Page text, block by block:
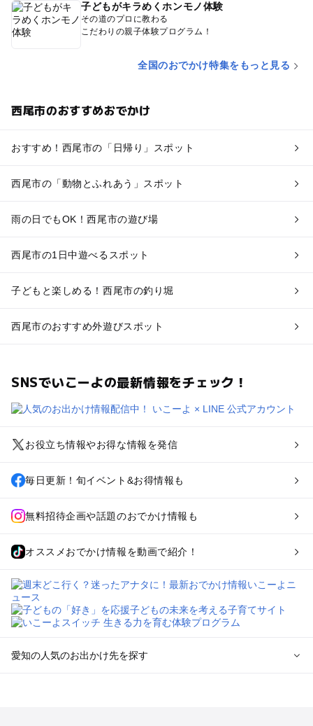
子どもがキラめくホンモノ体験
その道のプロに教わる
こだわりの親子体験プログラム！
全国のおでかけ特集をもっと見る
西尾市のおすすめおでかけ
おすすめ！西尾市の「日帰り」スポット
西尾市の「動物とふれあう」スポット
雨の日でもOK！西尾市の遊び場
西尾市の1日中遊べるスポット
子どもと楽しめる！西尾市の釣り堀
西尾市のおすすめ外遊びスポット
SNSでいこーよの最新情報をチェック！
お役立ち情報やお得な情報を発信
毎日更新！旬イベント&お得情報も
無料招待企画や話題のおでかけ情報も
オススメおでかけ情報を動画で紹介！
愛知の人気のお出かけ先を探す